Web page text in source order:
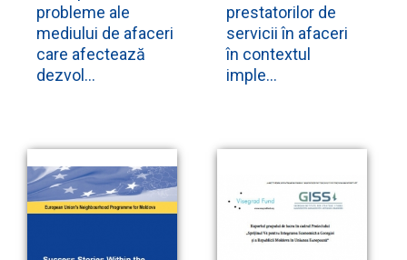
probleme ale
mediului de afaceri
care afectează
dezvol...
prestatorilor de
servicii în afaceri
în contextul
imple...